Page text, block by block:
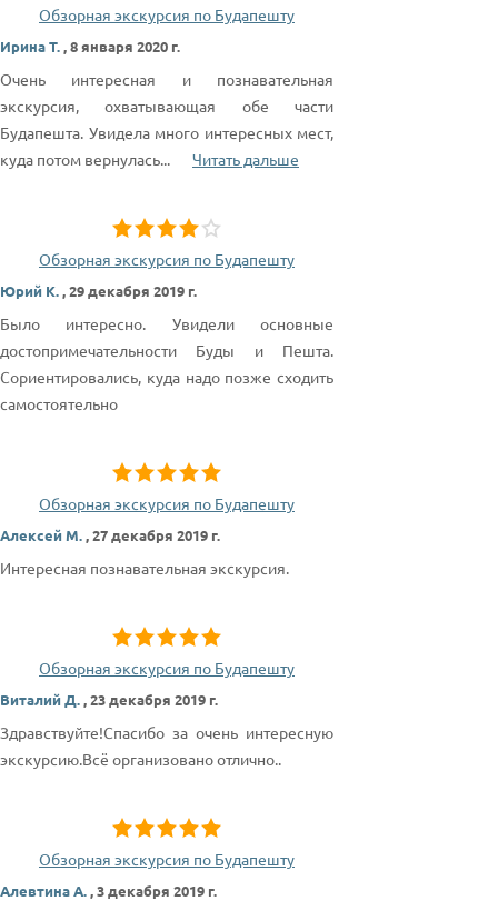
Обзорная экскурсия по Будапешту
Ирина Т.,8 января 2020 г.
Очень интересная и познавательная
экскурсия, охватывающая обе части
Будапешта. Увидела много интересных мест,
куда потом вернулась... Читать дальше
Обзорная экскурсия по Будапешту
Юрий К.,29 декабря 2019 г.
Было интересно. Увидели основные
достопримечательности Буды и Пешта.
Сориентировались, куда надо позже сходить
самостоятельно
Обзорная экскурсия по Будапешту
Алексей М.,27 декабря 2019 г.
Интересная познавательная экскурсия.
Обзорная экскурсия по Будапешту
Виталий Д.,23 декабря 2019 г.
Здравствуйте!Спасибо за очень интересную
экскурсию.Всё организовано отлично..
Обзорная экскурсия по Будапешту
Алевтина А.,3 декабря 2019 г.